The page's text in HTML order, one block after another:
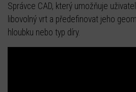
Správce CAD, který umožňuje
libovolný vrt a předefinovat jeho
hloubku nebo typ díry.